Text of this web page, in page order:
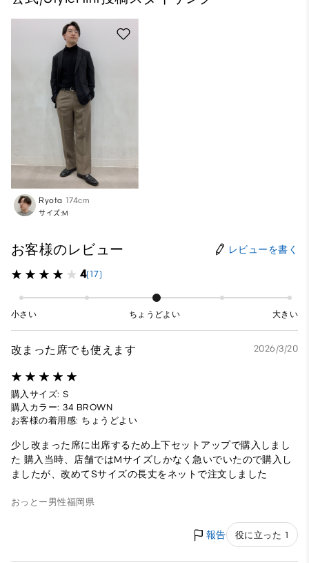
Ryota 174cm
サイズ:M
お客様のレビュー レビューを書く
4(17)
小さい ちょうどよい 大きい
改まった席でも使えます 2026/3/20
購入サイズ: S
購入カラー: 34 BROWN
お客様の着用感: ちょうどよい
少し改まった席に出席するため上下セットアップで購入しまし
た 購入当時、店舗ではMサイズしかなく急いでいたので購入し
ましたが、改めてSサイズの長丈をネットで注文しました
おっとー 男性福岡県
報告 役に立った 1